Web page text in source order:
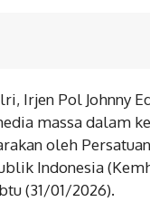
Irjen Pol Johnny
massa dalam
oleh
Indonesia
(31/01/2026).